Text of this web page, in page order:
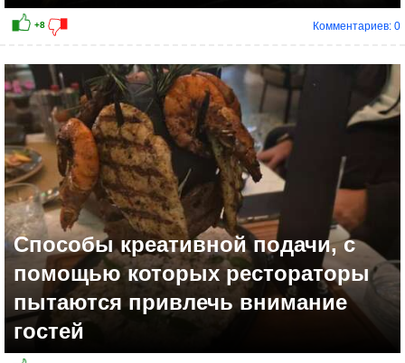
Комментариев: 0
Способы креативной подачи, с
помощью которых рестораторы
пытаются привлечь внимание
гостей